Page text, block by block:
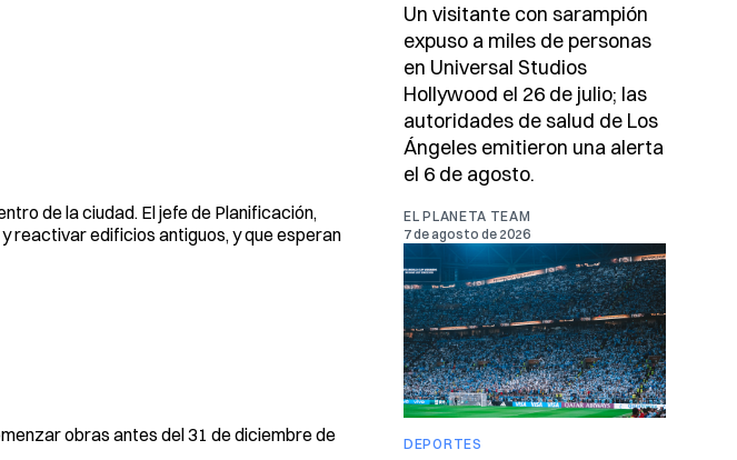
de la ciudad. El jefe de Planificación,
reactivar edificios antiguos, y que esperan
obras antes del 31 de diciembre de
Un visitante con sarampión
expuso a miles de personas
en Universal Studios
Hollywood el 26 de julio; las
autoridades de salud de Los
Ángeles emitieron una alerta
el 6 de agosto.
EL PLANETA TEAM
7 de agosto de 2026
DEPORTES